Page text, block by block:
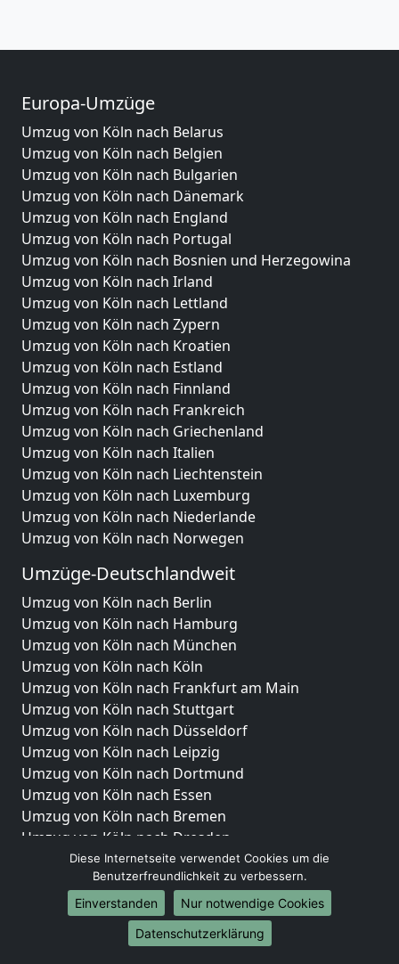
Europa-Umzüge
Umzug von Köln nach Belarus
Umzug von Köln nach Belgien
Umzug von Köln nach Bulgarien
Umzug von Köln nach Dänemark
Umzug von Köln nach England
Umzug von Köln nach Portugal
Umzug von Köln nach Bosnien und Herzegowina
Umzug von Köln nach Irland
Umzug von Köln nach Lettland
Umzug von Köln nach Zypern
Umzug von Köln nach Kroatien
Umzug von Köln nach Estland
Umzug von Köln nach Finnland
Umzug von Köln nach Frankreich
Umzug von Köln nach Griechenland
Umzug von Köln nach Italien
Umzug von Köln nach Liechtenstein
Umzug von Köln nach Luxemburg
Umzug von Köln nach Niederlande
Umzug von Köln nach Norwegen
Umzüge-Deutschlandweit
Umzug von Köln nach Berlin
Umzug von Köln nach Hamburg
Umzug von Köln nach München
Umzug von Köln nach Köln
Umzug von Köln nach Frankfurt am Main
Umzug von Köln nach Stuttgart
Umzug von Köln nach Düsseldorf
Umzug von Köln nach Leipzig
Umzug von Köln nach Dortmund
Umzug von Köln nach Essen
Umzug von Köln nach Bremen
Umzug von Köln nach Dresden
Umzug von Köln nach Hannover
Umzug von Köln nach Nürnberg
Umzug von Köln nach Duisburg
Umzug von Köln nach Bochum
Umzug von Köln nach Wuppertal
Diese Internetseite verwendet Cookies um die
Benutzerfreundlichkeit zu verbessern.
Einverstanden
Nur notwendige Cookies
Datenschutzerklärung